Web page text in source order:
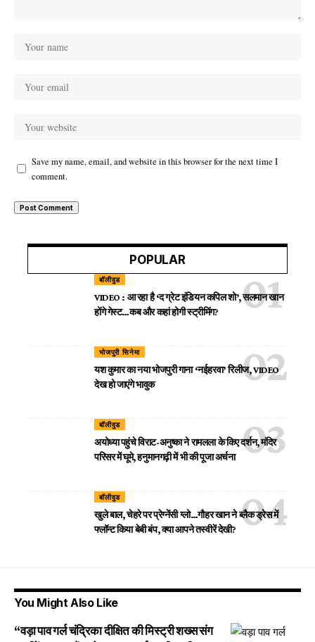
Save my name, email, and website in this browser for the next time I
comment.
POPULAR
बॉलीवुड
VIDEO : आ रहा है ‘द ग्रेट इंडियन कपिल शो’, सलमान खान
होंगे गेस्ट…कब और कहां होगी स्ट्रीमिंग?
भोजपुरी सिनेमा
यश कुमार का नया भोजपुरी गाना ‘नईहरवा’ रिलीज, VIDEO
देख हो जाएंगे भावुक
बॉलीवुड
अयोध्या पहुंचे विराट-अनुष्का ने रामलला के किए दर्शन, मंदिर
परिसर में घूमे, हनुमानगढ़ी में भी की पूजा अर्चना
बॉलीवुड
खुले बाल, चेहरे पर प्रेग्नेंसी ग्लो…गौहर खान ने ब्लैक ड्रेस में
फ्लॉन्ट किया बेबी बंप, क्या आपने तस्वीरें देखी?
You Might Also Like
“वड़ा पाव गर्ल चंद्रिका दीक्षित की मिस्ट्री शख्स संग